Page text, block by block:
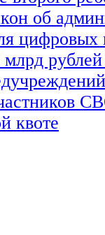
об
рублей
квоте